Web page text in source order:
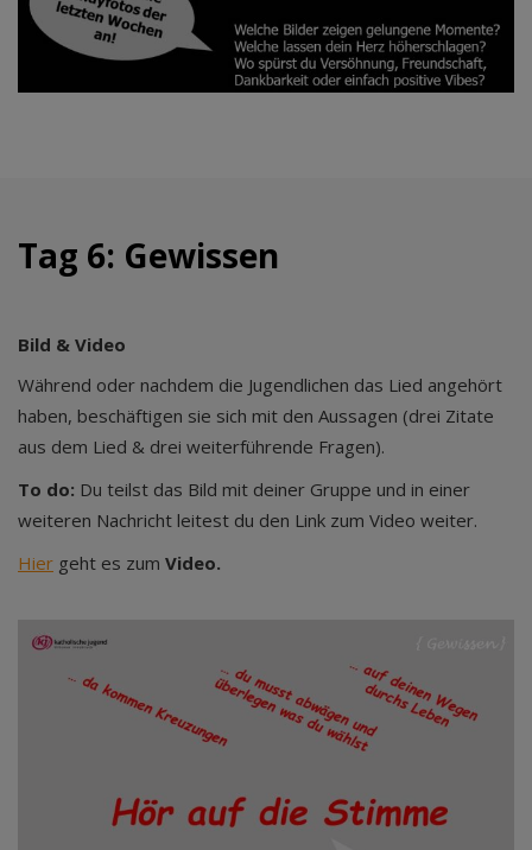
Tag 6: Gewissen
Bild & Video
Während oder nachdem die Jugendlichen das Lied angehört
haben, beschäftigen sie sich mit den Aussagen (drei Zitate
aus dem Lied & drei weiterführende Fragen).
To do: Du teilst das Bild mit deiner Gruppe und in einer
weiteren Nachricht leitest du den Link zum Video weiter.
Hier geht es zum Video.